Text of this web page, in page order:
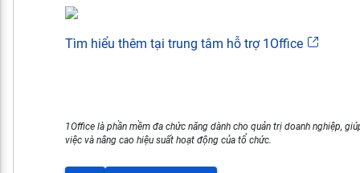
Tìm hiểu thêm tại trung tâm hỗ trợ 1Office
1Office là phần mềm đa chức năng dành cho quản trị doanh nghiệp,
việc và nâng cao hiệu suất hoạt động của tổ chức.